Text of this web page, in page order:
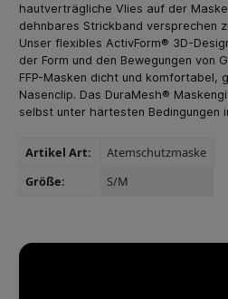
hautverträgliche Vlies auf der
dehnbares Strickband versprechen
Unser flexibles ActivForm® 3D-
der Form und den Bewegungen von
FFP-Masken dicht und komfortabel,
Nasenclip. Das DuraMesh®
selbst unter härtesten Bedingungen
Artikel Art:
Atemschutzmaske
Größe:
S/M